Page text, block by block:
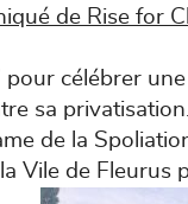
de Rise for
pour célébrer
sa
de la
Vile de Fleurus